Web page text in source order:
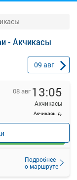
- Акчикасы
09 авг
08 авг 13:05
Акчикасы
Акчикасы д.
Подробнее
о маршруте
цену